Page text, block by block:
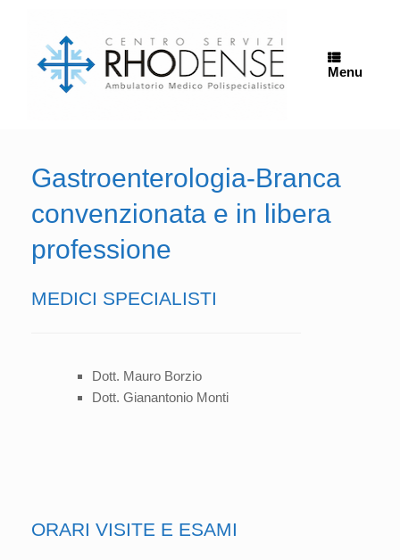
contenuto
Menu
Gastroenterologia-Branca
convenzionata e in libera
professione
MEDICI SPECIALISTI
Dott. Mauro Borzio
Dott. Gianantonio Monti
ORARI VISITE E ESAMI